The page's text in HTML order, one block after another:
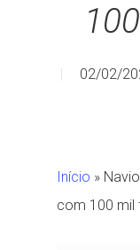
02/02/
Início »
com 100 mil